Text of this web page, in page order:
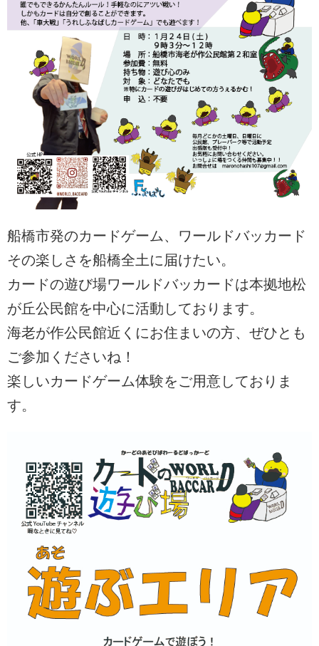
船橋市発のカードゲーム、ワールドバッカード
その楽しさを船橋全土に届けたい。
カードの遊び場ワールドバッカードは本拠地松
が丘公民館を中心に活動しております。
海老が作公民館近くにお住まいの方、ぜひとも
ご参加くださいね！
楽しいカードゲーム体験をご用意しておりま
す。